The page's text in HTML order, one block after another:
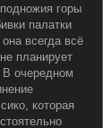
горы
палатки
всегда всё
планирует
В очередном
которая